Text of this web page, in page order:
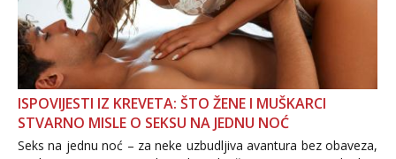
ISPOVIJESTI IZ KREVETA: ŠTO ŽENE I MUŠKARCI
STVARNO MISLE O SEKSU NA JEDNU NOĆ
Seks na jednu noć – za neke uzbudljiva avantura bez obaveza,